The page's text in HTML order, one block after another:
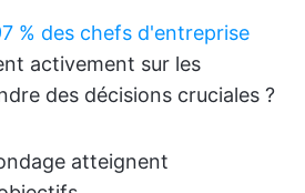
% des chefs d'entreprise
activement sur les
des décisions cruciales ?
atteignent